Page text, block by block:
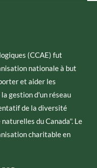
(CCAE) fut
nationale à but
et aider les
gestion d'un réseau
de la diversité
du Canada''. Le
charitable en